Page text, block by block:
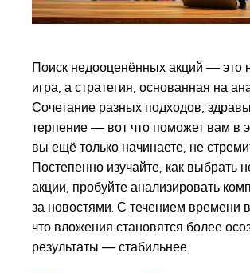
Поиск недооценённых акций — это
игра, а стратегия, основанная на
Сочетание разных подходов,
терпение — вот что поможет вам в
вы ещё только начинаете, не
Постепенно изучайте, как выбрать
акции, пробуйте анализировать
за новостями. С течением времени
что вложения становятся более
результаты — стабильнее.